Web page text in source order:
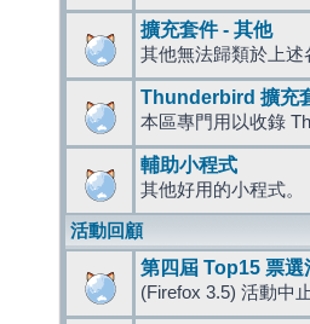
擴充套件 - 其他
其他無法歸類於上述
Thunderbird 擴充
本區專門用以收錄
輔助小程式
其他好用的小程式。
活動回顧
第四屆 Top15 票選
(Firefox 3.5) 活動中止